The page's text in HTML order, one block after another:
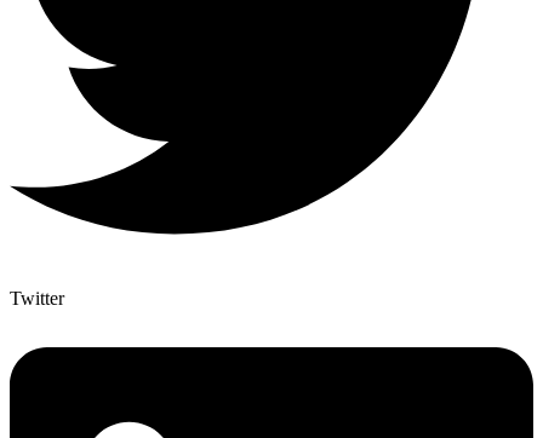
Twitter